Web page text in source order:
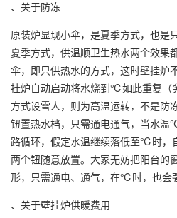
、关于防冻
原装炉显现小伞，是夏季方式，也是
夏季方式，供温顺卫生热水两个效果
伞，即只供热水的方式，这时壁挂
挂炉自动启动将水烧到℃如此重复（
方式设雪人，则为高温运转，不是防
钮置热水档，只需通电通气，当水
路循环，假定水温继续落低至℃时
两个钮随意放置。大家无妨把阳台的
形，只需通电、通气，在℃时，也会
、关于壁挂炉供暖费用